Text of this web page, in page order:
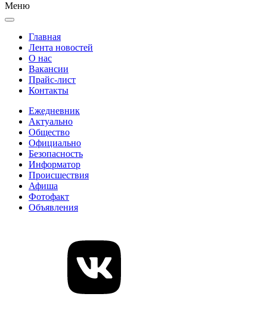
Меню
Главная
Лента новостей
О нас
Вакансии
Прайс-лист
Контакты
Ежедневник
Актуально
Общество
Официально
Безопасность
Информатор
Происшествия
Афиша
Фотофакт
Объявления